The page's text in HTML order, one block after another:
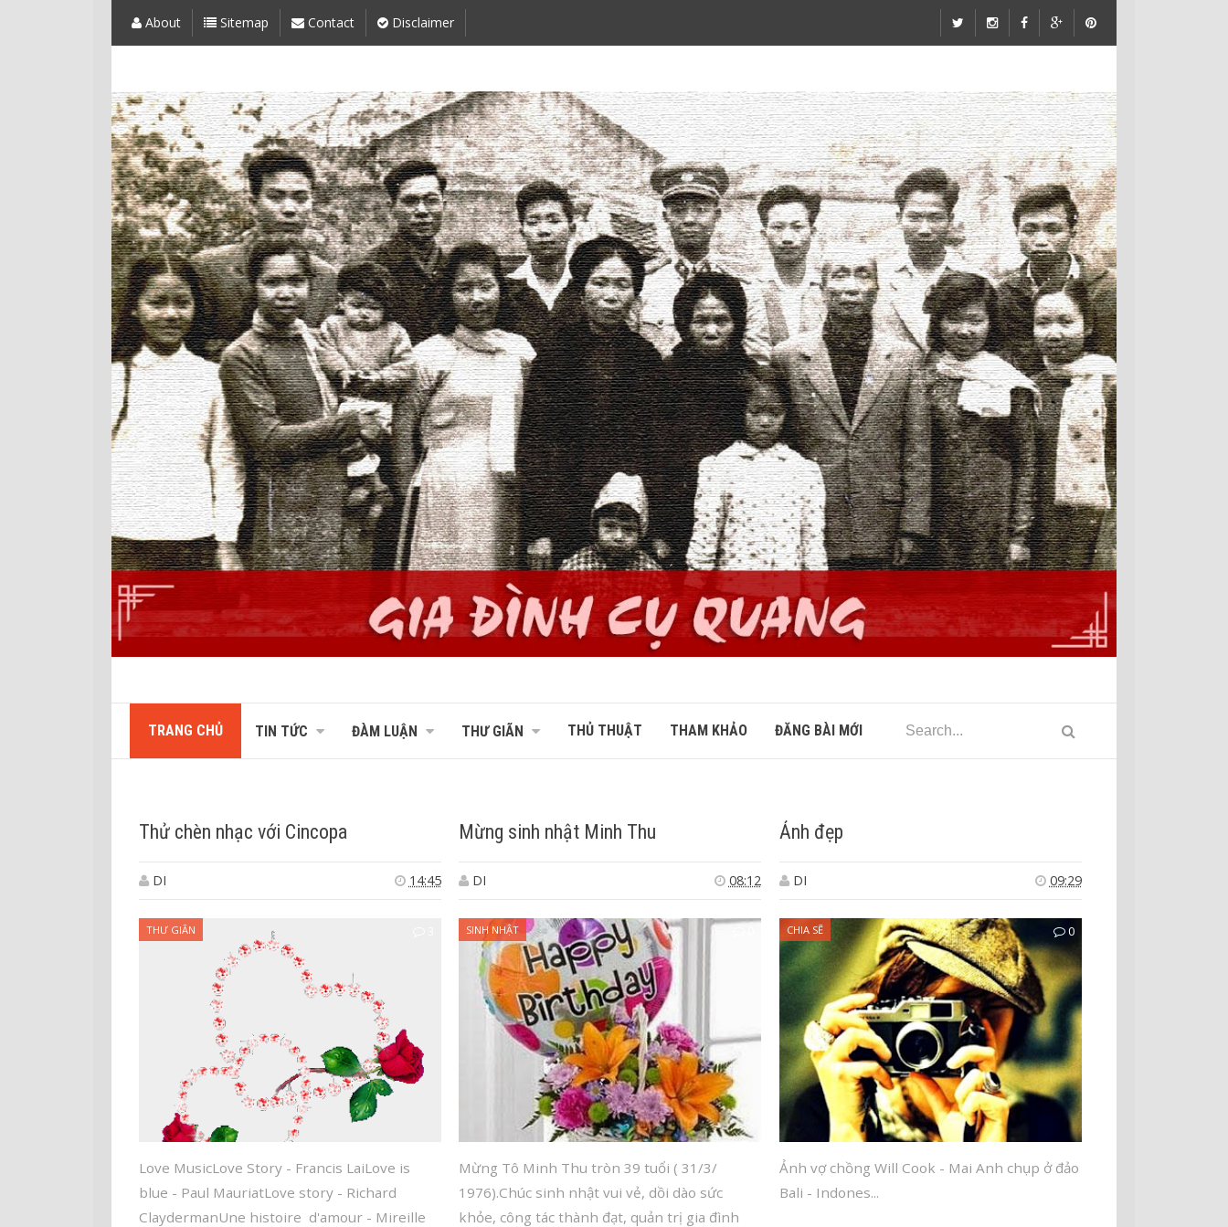
About Sitemap Contact Disclaimer
TRANG CHỦ TIN TỨC ĐÀM LUẬN THƯ GIÃN THỦ THUẬT THAM KHẢO ĐĂNG BÀI MỚI
Thử chèn nhạc với Cincopa
DI 14:45
THƯ GIÃN
Love MusicLove Story - Francis LaiLove is
blue - Paul MauriatLove story - Richard
ClaydermanUne histoire d'amour - Mireille
Mừng sinh nhật Minh Thu
DI 08:12
SINH NHẬT
Mừng Tô Minh Thu tròn 39 tuổi ( 31/3/
1976).Chúc sinh nhật vui vẻ, dồi dào sức
khỏe, công tác thành đạt, quản trị gia đình
Ảnh đẹp
DI 09:29
CHIA SẼ 0
Ảnh vợ chồng Will Cook - Mai Anh chụp ở đảo
Bali - Indones...